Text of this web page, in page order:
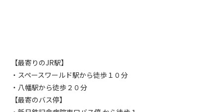
【最寄りのJR駅】
・スペースワールド駅から徒歩１０分
・八幡駅から徒歩２０分
【最寄のバス停】